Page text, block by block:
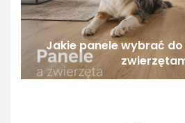
Jakie panele wybrać